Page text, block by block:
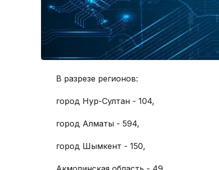
В разрезе регионов:
город Нур-Султан - 104,
город Алматы - 594,
город Шымкент - 150,